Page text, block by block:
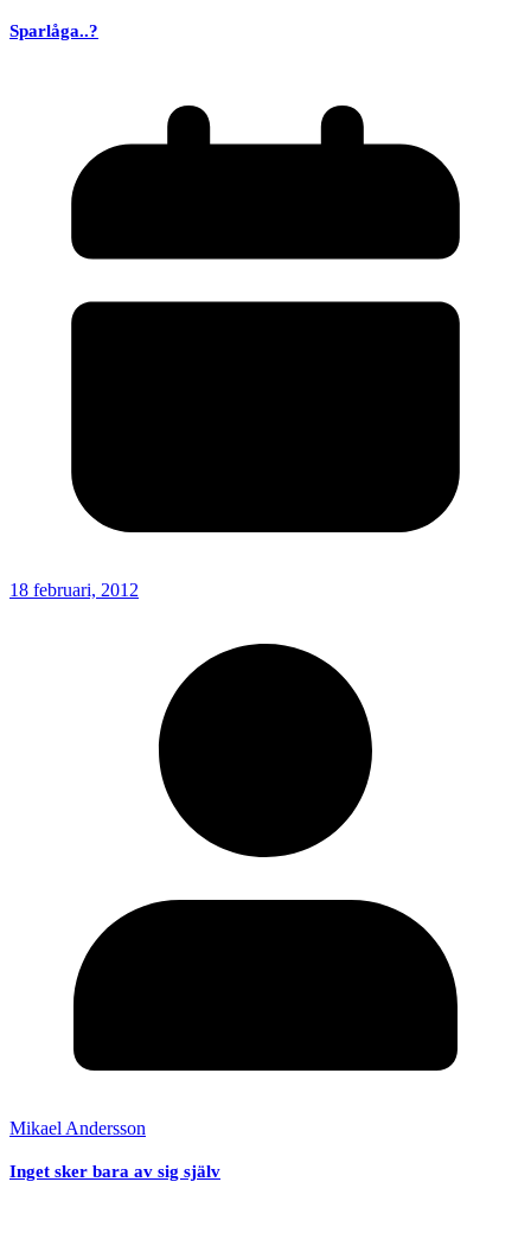
Sparlåga..?
18 februari, 2012
Mikael Andersson
Inget sker bara av sig själv